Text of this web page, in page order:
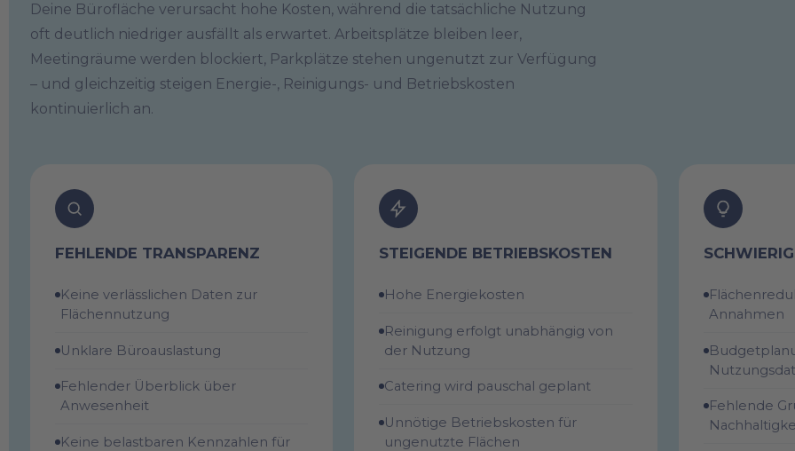
Deine Bürofläche verursacht hohe Kosten, während die tatsächliche Nutzung
oft deutlich niedriger ausfällt als erwartet. Arbeitsplätze bleiben leer,
Meetingräume werden blockiert, Parkplätze stehen ungenutzt zur Verfügung
– und gleichzeitig steigen Energie-, Reinigungs- und Betriebskosten
kontinuierlich an.
FEHLENDE TRANSPARENZ
Keine verlässlichen Daten zur
Flächennutzung
Unklare Büroauslastung
Fehlender Überblick über
Anwesenheit
Keine belastbaren Kennzahlen für
STEIGENDE BETRIEBSKOSTEN
Hohe Energiekosten
Reinigung erfolgt unabhängig von
der Nutzung
Catering wird pauschal geplant
Unnötige Betriebskosten für
ungenutzte Flächen
Annahmen
Fehlende